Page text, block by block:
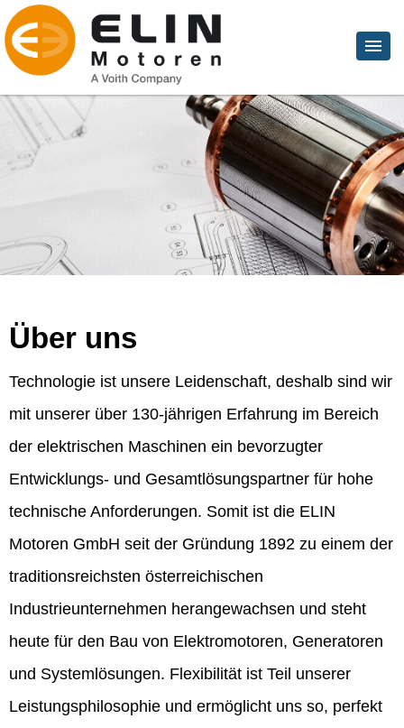
Über uns
Technologie ist unsere Leidenschaft, deshalb sind wir
mit unserer über 130-jährigen Erfahrung im Bereich
der elektrischen Maschinen ein bevorzugter
Entwicklungs- und Gesamtlösungspartner für hohe
technische Anforderungen. Somit ist die ELIN
Motoren GmbH seit der Gründung 1892 zu einem der
traditionsreichsten österreichischen
Industrieunternehmen herangewachsen und steht
heute für den Bau von Elektromotoren, Generatoren
und Systemlösungen. Flexibilität ist Teil unserer
Leistungsphilosophie und ermöglicht uns so, perfekt